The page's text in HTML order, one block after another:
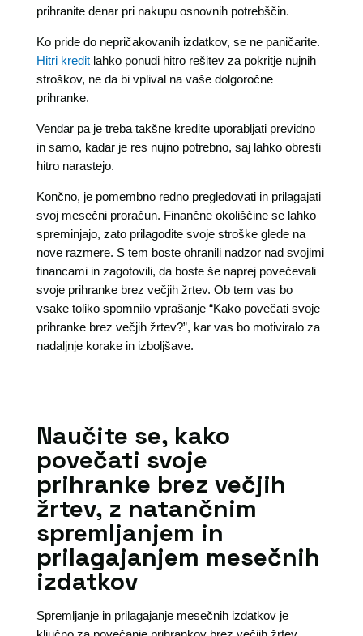
prihranite denar pri nakupu osnovnih potrebščin.
Ko pride do nepričakovanih izdatkov, se ne paničarite.
Hitri kreditlahko ponudi hitro rešitev za pokritje nujnih
stroškov, ne da bi vplival na vaše dolgoročne
prihranke.
Vendar pa je treba takšne kredite uporabljati previdno
in samo, kadar je res nujno potrebno, saj lahko obresti
hitro narastejo.
Končno, je pomembno redno pregledovati in prilagajati
svoj mesečni proračun. Finančne okoliščine se lahko
spreminjajo, zato prilagodite svoje stroške glede na
nove razmere. S tem boste ohranili nadzor nad svojimi
financami in zagotovili, da boste še naprej povečevali
svoje prihranke brez večjih žrtev. Ob tem vas bo
vsake toliko spomnilo vprašanje “Kako povečati svoje
prihranke brez večjih žrtev?”, kar vas bo motiviralo za
nadaljnje korake in izboljšave.
Naučite se, kako
povečati svoje
prihranke brez večjih
žrtev, z natančnim
spremljanjem in
prilagajanjem mesečnih
izdatkov
Spremljanje in prilagajanje mesečnih izdatkov je